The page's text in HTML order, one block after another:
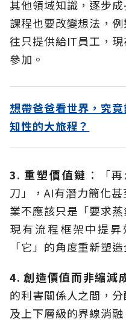
其他領域知識，逐步
課程也要改變想法，
往只提供給IT員工，
參加。
想帶爸爸看世界，究
知性的大旅程？
3. 重塑價值鏈 ：「
刀」，AI有潛力簡化
業不應該只是「要求
現有流程框架中提
「它」的角度重新塑
4. 創造價值而非縮減
的利害關係人之間，
及上下層級的界線消